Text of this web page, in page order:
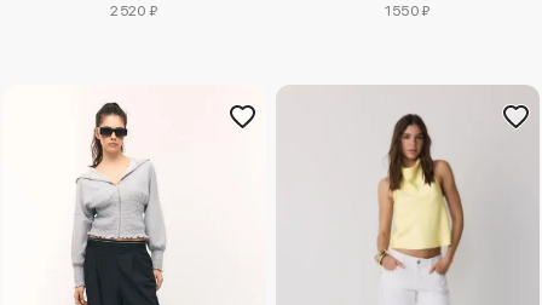
2520 ₽
1550 ₽